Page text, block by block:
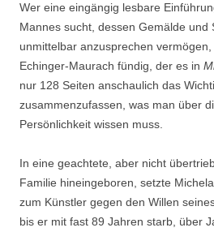
Wer eine eingängig lesbare
Mannes sucht, dessen Gemälde und
unmittelbar anzusprechen
Echinger-Maurach fündig, der es in
nur 128 Seiten anschaulich das
zusammenzufassen, was man über
Persönlichkeit wissen muss.
In eine geachtete, aber nicht
Familie hineingeboren, setzte
zum Künstler gegen den Willen
bis er mit fast 89 Jahren starb, über